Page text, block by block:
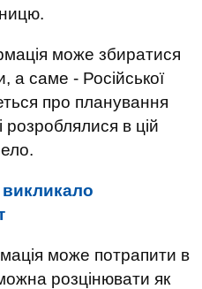
може збиратися
а саме - Російської
про планування
розроблялися в цій
може потрапити в
розцінювати як